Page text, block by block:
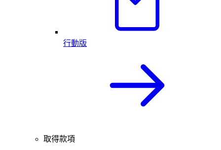
行動版
取得款項